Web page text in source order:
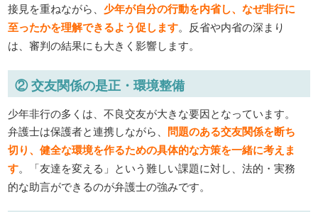
接見を重ねながら、少年が自分の行動を内省し、なぜ非行に
至ったかを理解できるよう促します。反省や内省の深まり
は、審判の結果にも大きく影響します。
② 交友関係の是正・環境整備
少年非行の多くは、不良交友が大きな要因となっています。
弁護士は保護者と連携しながら、 問題のある交友関係を断ち
切り、健全な環境を作るための具体的な方策を一緒に考えま
す。「友達を変える」という難しい課題に対し、法的・実務
的な助言ができるのが弁護士の強みです。